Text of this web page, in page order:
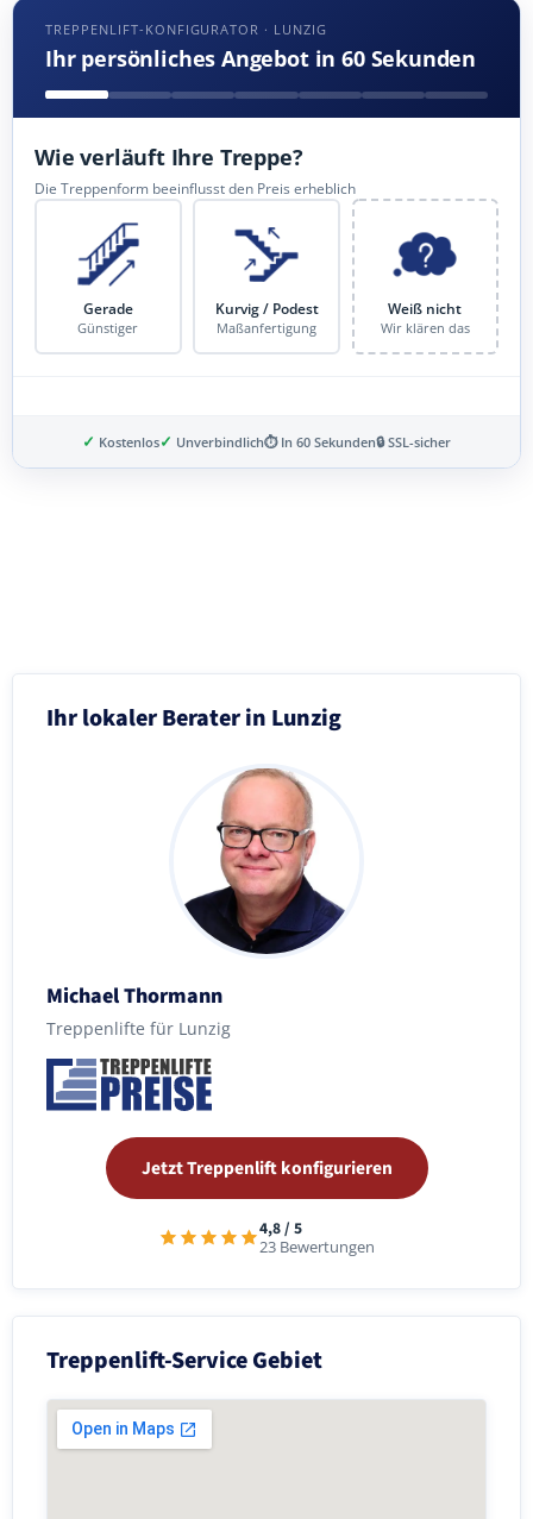
TREPPENLIFT-KONFIGURATOR · LUNZIG
Ihr persönliches Angebot in 60 Sekunden
Wie verläuft Ihre Treppe?
Die Treppenform beeinflusst den Preis erheblich
Gerade
Günstiger
Kurvig / Podest
Maßanfertigung
Weiß nicht
Wir klären das
✓ Kostenlos✓ Unverbindlich⏱ In 60 Sekunden🔒 SSL-sicher
Ihr lokaler Berater in Lunzig
Michael Thormann
Treppenlifte für Lunzig
Jetzt Treppenlift konfigurieren
4,8 / 5
23 Bewertungen
Treppenlift-Service Gebiet